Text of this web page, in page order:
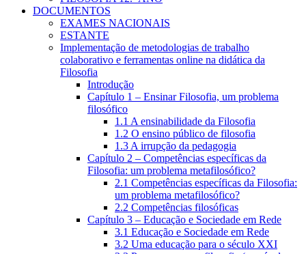
DOCUMENTOS
EXAMES NACIONAIS
ESTANTE
Implementação de metodologias de trabalho
colaborativo e ferramentas online na didática da
Filosofia
Introdução
Capítulo 1 – Ensinar Filosofia, um problema
filosófico
1.1 A ensinabilidade da Filosofia
1.2 O ensino público de filosofia
1.3 A irrupção da pedagogia
Capítulo 2 – Competências específicas da
Filosofia: um problema metafilosófico?
2.1 Competências específicas da Filosofia:
um problema metafilosófico?
2.2 Competências filosóficas
Capítulo 3 – Educação e Sociedade em Rede
3.1 Educação e Sociedade em Rede
3.2 Uma educação para o século XXI